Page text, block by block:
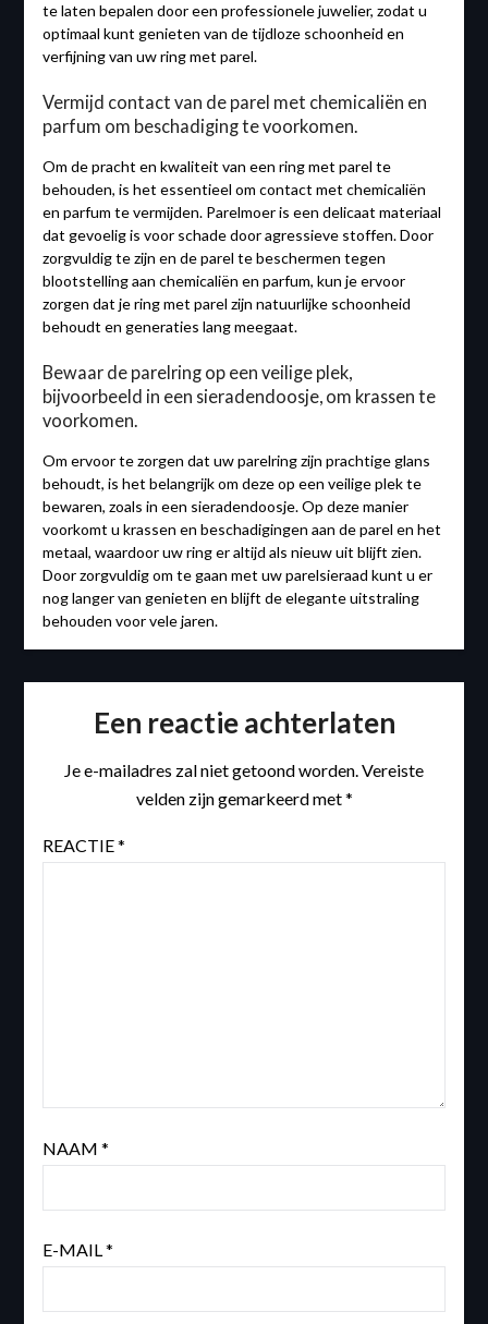
te laten bepalen door een professionele juwelier, zodat u
optimaal kunt genieten van de tijdloze schoonheid en
verfijning van uw ring met parel.
Vermijd contact van de parel met chemicaliën en
parfum om beschadiging te voorkomen.
Om de pracht en kwaliteit van een ring met parel te
behouden, is het essentieel om contact met chemicaliën
en parfum te vermijden. Parelmoer is een delicaat materiaal
dat gevoelig is voor schade door agressieve stoffen. Door
zorgvuldig te zijn en de parel te beschermen tegen
blootstelling aan chemicaliën en parfum, kun je ervoor
zorgen dat je ring met parel zijn natuurlijke schoonheid
behoudt en generaties lang meegaat.
Bewaar de parelring op een veilige plek,
bijvoorbeeld in een sieradendoosje, om krassen te
voorkomen.
Om ervoor te zorgen dat uw parelring zijn prachtige glans
behoudt, is het belangrijk om deze op een veilige plek te
bewaren, zoals in een sieradendoosje. Op deze manier
voorkomt u krassen en beschadigingen aan de parel en het
metaal, waardoor uw ring er altijd als nieuw uit blijft zien.
Door zorgvuldig om te gaan met uw parelsieraad kunt u er
nog langer van genieten en blijft de elegante uitstraling
behouden voor vele jaren.
Een reactie achterlaten
Je e-mailadres zal niet getoond worden.Vereiste
velden zijn gemarkeerd met*
REACTIE*
NAAM *
E-MAIL*